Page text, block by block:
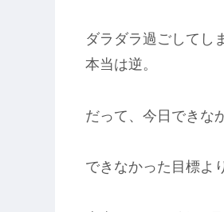
ダラダラ過ごしてし
本当は逆。
だって、今日できな
できなかった目標よ